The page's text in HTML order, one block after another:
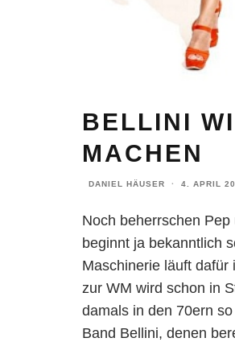
BELLINI
MACHEN
DANIEL HÄUSER · 4. APRIL
Noch beherrschen
beginnt ja bekanntlich
Maschinerie läuft dafür
zur WM wird schon in
damals in den 70ern
Band Bellini, denen